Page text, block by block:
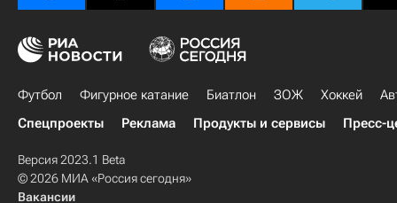
Футбол Фигурное катание Биатлон ЗОЖ Хоккей
Спецпроекты
Реклама Продукты и сервисы Пресс-
Версия 2023.1 Beta
© 2026 МИА «Россия сегодня»
Вакансии